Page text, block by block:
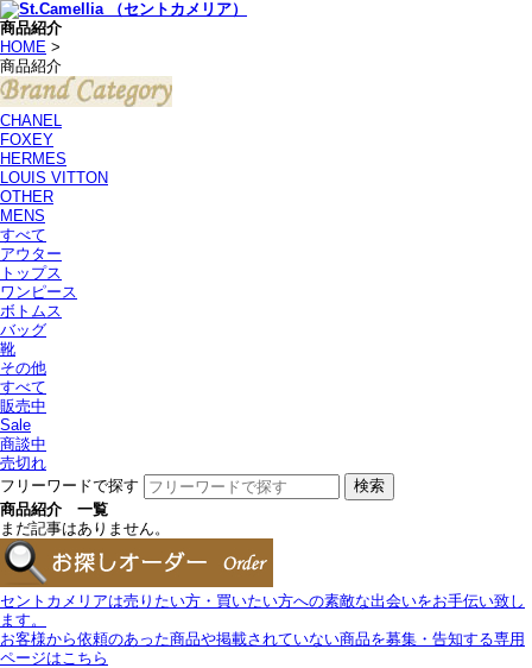
商品紹介
HOME >
商品紹介
CHANEL
FOXEY
HERMES
LOUIS VITTON
OTHER
MENS
すべて
アウター
トップス
ワンピース
ボトムス
バッグ
靴
その他
すべて
販売中
Sale
商談中
売切れ
フリーワードで探す
商品紹介 一覧
まだ記事はありません。
セントカメリアは売りたい方・買いたい方への素敵な出会いをお手伝い致し
ます。
お客様から依頼のあった商品や掲載されていない商品を募集・告知する専用
ページはこちら